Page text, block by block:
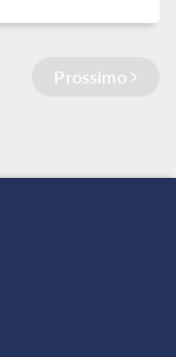
Prossimo